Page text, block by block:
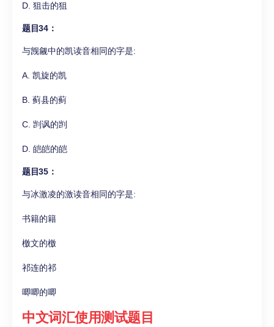
D. 狙击的狙
题目34：
与觊觎中的凯读音相同的字是:
A. 凯旋的凯
B. 蓟县的蓟
C. 剀讽的剀
D. 皑皑的皑
题目35：
与冰激凌的激读音相同的字是:
书籍的籍
檄文的檄
祁连的祁
唧唧的唧
中文词汇使用测试题目